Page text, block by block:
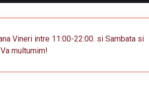
Vineri intre 11:00-22:00. si Sambata si
multumim!